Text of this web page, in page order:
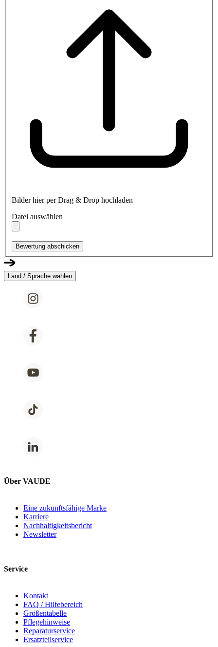
Bilder hier per Drag & Drop hochladen
Datei auswählen
Bewertung abschicken
Land / Sprache wählen
Über VAUDE
Eine zukunftsfähige Marke
Karriere
Nachhaltigkeitsbericht
Newsletter
Service
Kontakt
FAQ / Hilfebereich
Größentabelle
Pflegehinweise
Reparaturservice
Ersatzteilservice